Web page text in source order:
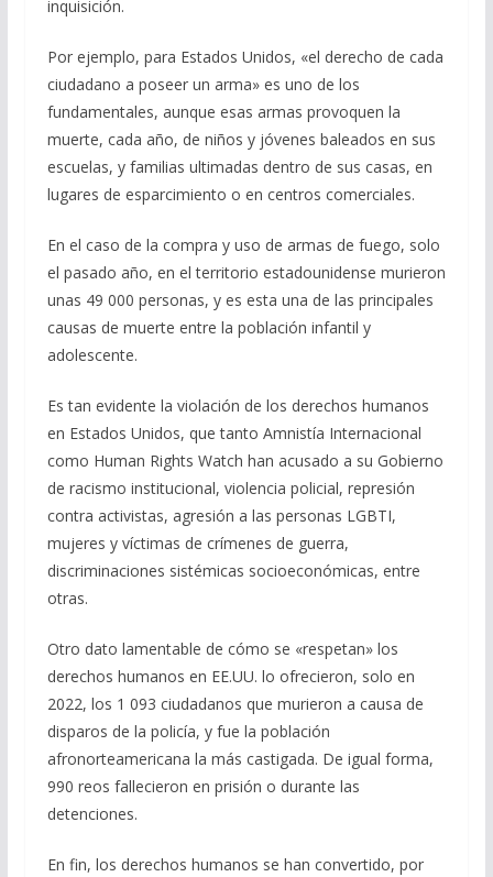
inquisición.
Por ejemplo, para Estados Unidos, «el derecho de cada
ciudadano a poseer un arma» es uno de los
fundamentales, aunque esas armas provoquen la
muerte, cada año, de niños y jóvenes baleados en sus
escuelas, y familias ultimadas dentro de sus casas, en
lugares de esparcimiento o en centros comerciales.
En el caso de la compra y uso de armas de fuego, solo
el pasado año, en el territorio estadounidense murieron
unas 49 000 personas, y es esta una de las principales
causas de muerte entre la población infantil y
adolescente.
Es tan evidente la violación de los derechos humanos
en Estados Unidos, que tanto Amnistía Internacional
como Human Rights Watch han acusado a su Gobierno
de racismo institucional, violencia policial, represión
contra activistas, agresión a las personas LGBTI,
mujeres y víctimas de crímenes de guerra,
discriminaciones sistémicas socioeconómicas, entre
otras.
Otro dato lamentable de cómo se «respetan» los
derechos humanos en EE.UU. lo ofrecieron, solo en
2022, los 1 093 ciudadanos que murieron a causa de
disparos de la policía, y fue la población
afronorteamericana la más castigada. De igual forma,
990 reos fallecieron en prisión o durante las
detenciones.
En fin, los derechos humanos se han convertido, por